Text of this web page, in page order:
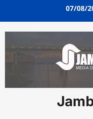
07/08/